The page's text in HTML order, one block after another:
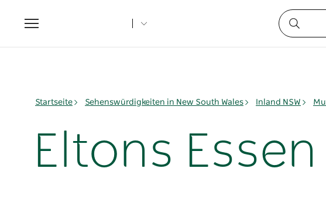
Toggle
navigation
Startseite Sehenswürdigkeiten in New South Wales Inland NSW
Eltons